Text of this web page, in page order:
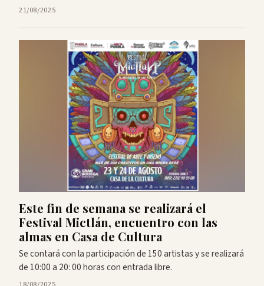
21/08/2025
Este fin de semana se realizará el
Festival Mictlán, encuentro con las
almas en Casa de Cultura
Se contará con la participación de 150 artistas y se realizará
de 10:00 a 20: 00 horas con entrada libre.